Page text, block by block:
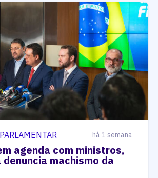
há 1 semana
agenda com ministros,
machismo da